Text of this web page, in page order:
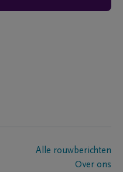
Alle rouwberichten
Over ons